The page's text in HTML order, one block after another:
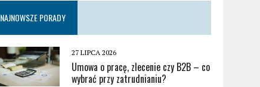
NAJNOWSZE PORADY
27 LIPCA 2026
Umowa o pracę, zlecenie czy B2B – co
wybrać przy zatrudnianiu?